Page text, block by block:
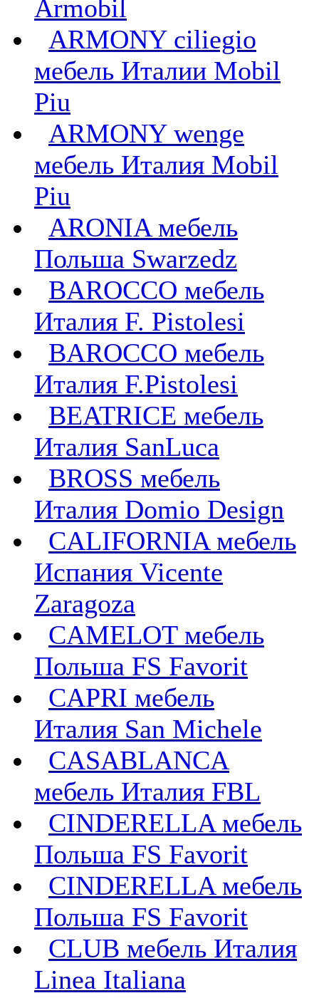
Armobil
ARMONY ciliegio
мебель Италии Mobil
Piu
ARMONY wenge
мебель Италия Mobil
Piu
ARONIA мебель
Польша Swarzedz
BAROCCO мебель
Италия F. Pistolesi
BAROCCO мебель
Италия F.Pistolesi
BEATRICE мебель
Италия SanLuca
BROSS мебель
Италия Domio Design
CALIFORNIA мебель
Испания Vicente
Zaragoza
CAMELOT мебель
Польша FS Favorit
CAPRI мебель
Италия San Michele
CASABLANCA
мебель Италия FBL
CINDERELLA мебель
Польша FS Favorit
CINDERELLA мебель
Польша FS Favorit
CLUB мебель Италия
Linea Italiana